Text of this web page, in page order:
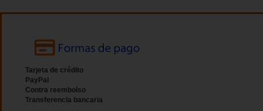
Tarjeta de crédito
PayPal
Contra reembolso
Transferencia bancaria